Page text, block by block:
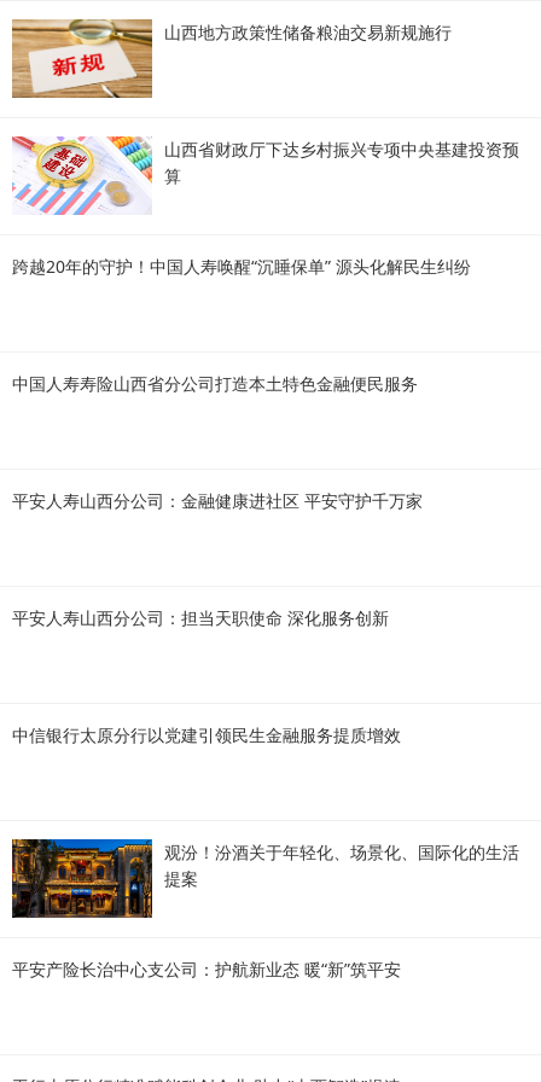
山西地方政策性储备粮油交易新规施行
山西省财政厅下达乡村振兴专项中央基建投资预
算
跨越20年的守护！中国人寿唤醒“沉睡保单” 源头化解民生纠纷
中国人寿寿险山西省分公司打造本土特色金融便民服务
平安人寿山西分公司：金融健康进社区 平安守护千万家
平安人寿山西分公司：担当天职使命 深化服务创新
中信银行太原分行以党建引领民生金融服务提质增效
观汾！汾酒关于年轻化、场景化、国际化的生活
提案
平安产险长治中心支公司：护航新业态 暖“新”筑平安